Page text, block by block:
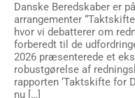
Danske Beredskaber er
arrangementer
hvor vi debatterer om
forberedt til de
2026 præsenterede et
robustgørelse af
rapporten ‘Taktskifte for
nu […]